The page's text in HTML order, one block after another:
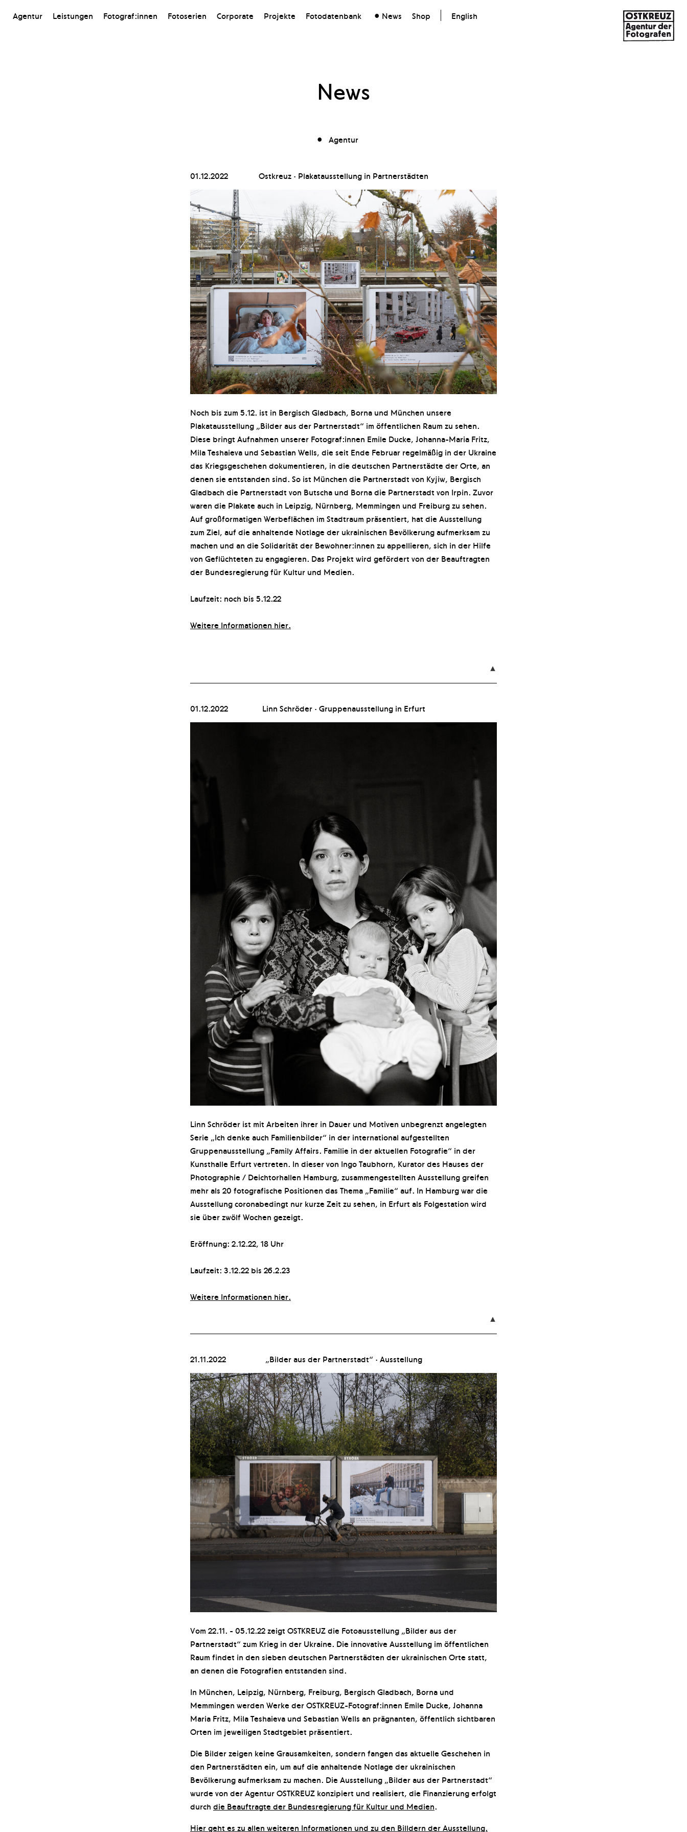
Agentur Leistungen Fotograf:innen Fotoserien Corporate Projekte Fotodatenbank News Shop English
News
Agentur
01.12.2022 Ostkreuz · Plakatausstellung in Partnerstädten
Noch bis zum 5.12. ist in Bergisch Gladbach, Borna und München unsere
Plakatausstellung „Bilder aus der Partnerstadt“ im öffentlichen Raum zu sehen.
Diese bringt Aufnahmen unserer Fotograf:innen Emile Ducke, Johanna-Maria Fritz,
Mila Teshaieva und Sebastian Wells, die seit Ende Februar regelmäßig in der Ukraine
das Kriegsgeschehen dokumentieren, in die deutschen Partnerstädte der Orte, an
denen sie entstanden sind. So ist München die Partnerstadt von Kyjiw, Bergisch
Gladbach die Partnerstadt von Butscha und Borna die Partnerstadt von Irpin. Zuvor
waren die Plakate auch in Leipzig, Nürnberg, Memmingen und Freiburg zu sehen.
Auf großformatigen Werbeflächen im Stadtraum präsentiert, hat die Ausstellung
zum Ziel, auf die anhaltende Notlage der ukrainischen Bevölkerung aufmerksam zu
machen und an die Solidarität der Bewohner:innen zu appellieren, sich in der Hilfe
von Geflüchteten zu engagieren. Das Projekt wird gefördert von der Beauftragten
der Bundesregierung für Kultur und Medien.
Laufzeit: noch bis 5.12.22
Weitere Informationen hier.

01.12.2022 Linn Schröder · Gruppenausstellung in Erfurt
Linn Schröder ist mit Arbeiten ihrer in Dauer und Motiven unbegrenzt angelegten
Serie „Ich denke auch Familienbilder“ in der international aufgestellten
Gruppenausstellung „Family Affairs. Familie in der aktuellen Fotografie“ in der
Kunsthalle Erfurt vertreten. In dieser von Ingo Taubhorn, Kurator des Hauses der
Photographie / Deichtorhallen Hamburg, zusammengestellten Ausstellung greifen
mehr als 20 fotografische Positionen das Thema „Familie“ auf. In Hamburg war die
Ausstellung coronabedingt nur kurze Zeit zu sehen, in Erfurt als Folgestation wird
sie über zwölf Wochen gezeigt.
Eröffnung: 2.12.22, 18 Uhr
Laufzeit: 3.12.22 bis 26.2.23
Weitere Informationen hier.

21.11.2022 „Bilder aus der Partnerstadt“ · Ausstellung
Vom 22.11. - 05.12.22 zeigt OSTKREUZ die Fotoausstellung „Bilder aus der
Partnerstadt“ zum Krieg in der Ukraine. Die innovative Ausstellung im öffentlichen
Raum findet in den sieben deutschen Partnerstädten der ukrainischen Orte statt,
an denen die Fotografien entstanden sind.
In München, Leipzig, Nürnberg, Freiburg, Bergisch Gladbach, Borna und
Memmingen werden Werke der OSTKREUZ-Fotograf:innen Emile Ducke, Johanna
Maria Fritz, Mila Teshaieva und Sebastian Wells an prägnanten, öffentlich sichtbaren
Orten im jeweiligen Stadtgebiet präsentiert.
Die Bilder zeigen keine Grausamkeiten, sondern fangen das aktuelle Geschehen in
den Partnerstädten ein, um auf die anhaltende Notlage der ukrainischen
Bevölkerung aufmerksam zu machen. Die Ausstellung „Bilder aus der Partnerstadt“
wurde von der Agentur OSTKREUZ konzipiert und realisiert, die Finanzierung erfolgt
durch die Beauftragte der Bundesregierung für Kultur und Medien.
Hier geht es zu allen weiteren Informationen und zu den Billdern der Ausstellung.